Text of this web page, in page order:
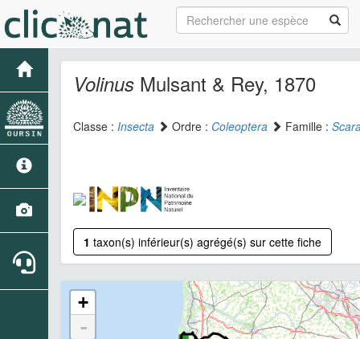
Volinus Mulsant & Rey, 1870
Classe : Insecta Ordre : Coleoptera Famille :
1 taxon(s) inférieur(s) agrégé(s) sur cette fiche
+
-